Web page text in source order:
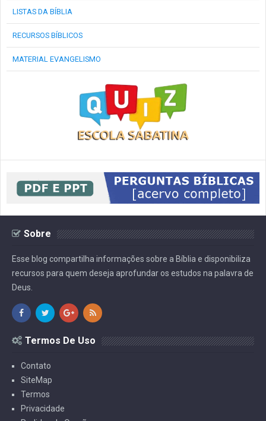
LISTAS DA BÍBLIA
RECURSOS BÍBLICOS
MATERIAL EVANGELISMO
Sobre
Esse blog compartilha informações sobre a Bíblia e disponibiliza
recursos para quem deseja aprofundar os estudos na palavra de
Deus.
Termos De Uso
Contato
SiteMap
Termos
Privacidade